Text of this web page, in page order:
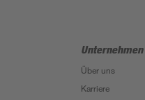
Unternehmen
Über uns
Karriere